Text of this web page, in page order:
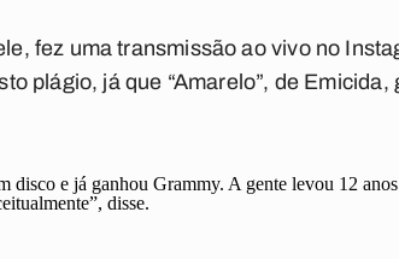
fez uma transmissão ao vivo no
plágio, já que “Amarelo”, de Emicida,
disco e já ganhou Grammy. A gente levou 12
disse.